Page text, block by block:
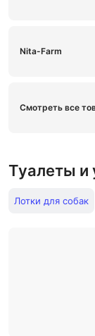
Nita-Farm
Смотреть все
Туалеты и
Лотки для собак